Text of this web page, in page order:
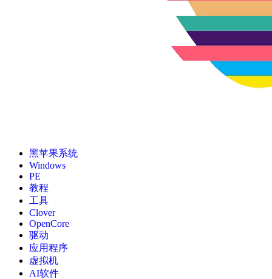
黑苹果系统
Windows
PE
教程
工具
Clover
OpenCore
驱动
应用程序
虚拟机
AI软件